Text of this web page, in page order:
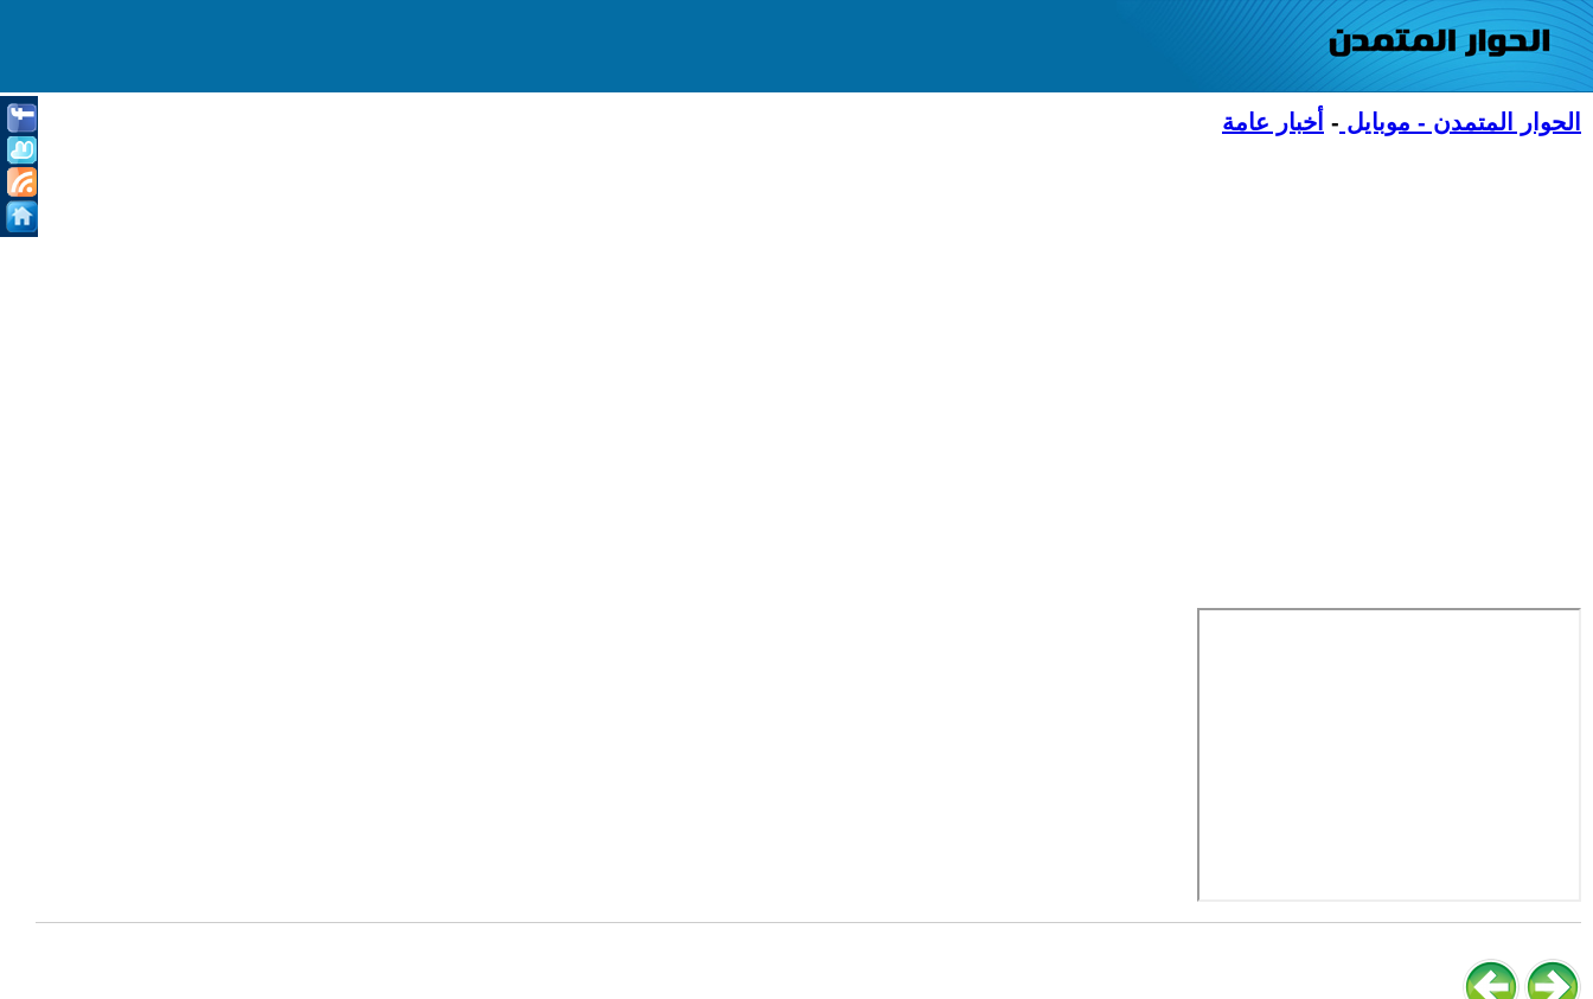
الحوار المتمدن - موبايل - أخبار عامة